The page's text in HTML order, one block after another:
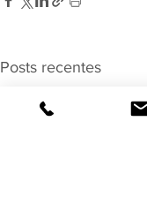
Posts recentes